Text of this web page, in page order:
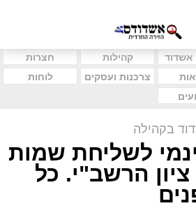
אשדוד קהילות
חצרות
צרכנות ועסקים
לוחות
בקהילה
לשליחת שמות
הרשב"י. כל